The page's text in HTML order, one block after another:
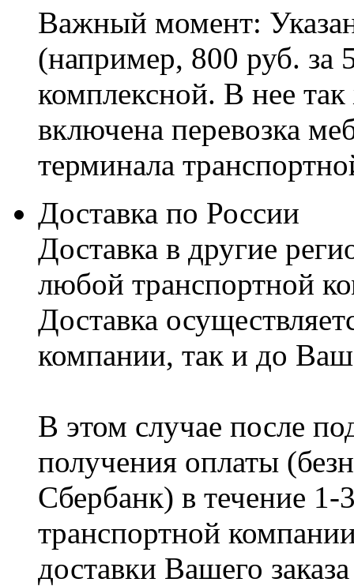
Важный момент:
(например, 800 руб. за
комплексной. В нее
включена перевозка
терминала
Доставка по России
Доставка в другие
любой транспортной
Доставка
компании, так и до
В этом случае после
получения оплаты
Сбербанк) в течение
транспортной
доставки Вашего